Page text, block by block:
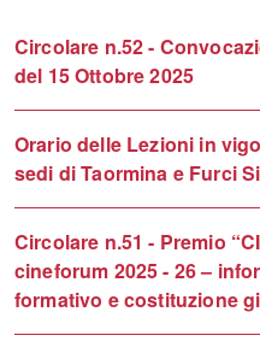
Circolare n.52 -
del 15 Ottobre 2025
Orario delle Lezioni in
sedi di Taormina e Furci
Circolare n.51 - Premio
cineforum 2025 - 26 –
formativo e costituzione